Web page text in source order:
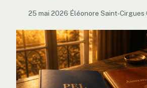
25 mai 2026·Éléonore Saint-Cirgues·